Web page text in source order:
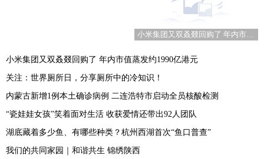
小米集团又双叒叕回购了 年内市值蒸发约1990亿港元
小米集团又双叒叕回购了 年内市值蒸发约1990亿港元
关注：世界厕所日，分享厕所中的冷知识！
内蒙古新增1例本土确诊病例 二连浩特市启动全员核酸检测
“瓷娃娃女孩”笑着面对生活 收获爱情还带出92人团队
湖底藏着多少鱼、有哪些种类？杭州西湖首次“鱼口普查”
我们的共同家园｜和谐共生 锦绣陕西